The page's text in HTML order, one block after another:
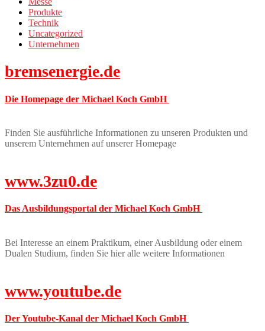
Produkte
Technik
Uncategorized
Unternehmen
bremsenergie.de
Die Homepage der Michael Koch GmbH
Finden Sie ausführliche Informationen zu unseren Produkten und
unserem Unternehmen auf unserer Homepage
www.3zu0.de
Das Ausbildungsportal der Michael Koch GmbH
Bei Interesse an einem Praktikum, einer Ausbildung oder einem
Dualen Studium, finden Sie hier alle weitere Informationen
www.youtube.de
Der Youtube-Kanal der Michael Koch GmbH